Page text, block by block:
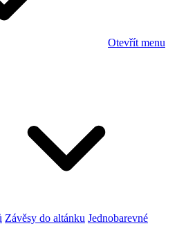
Otevřít menu
Závěsy do altánku Jednobarevné